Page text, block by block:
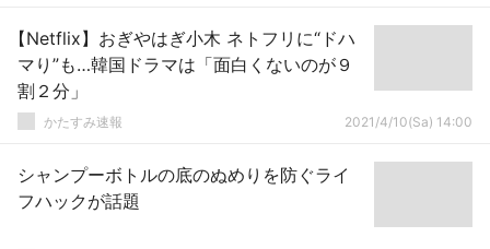
【Netflix】おぎやはぎ小木 ネトフリに“ドハ
マり”も…韓国ドラマは「面白くないのが９
割２分」
かたすみ速報 2021/4/10(Sa) 14:00
シャンプーボトルの底のぬめりを防ぐライ
フハックが話題